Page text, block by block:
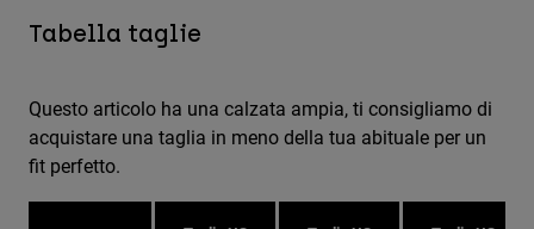
Tabella taglie
Questo articolo ha una calzata ampia, ti consigliamo di
acquistare una taglia in meno della tua abituale per un
fit perfetto.